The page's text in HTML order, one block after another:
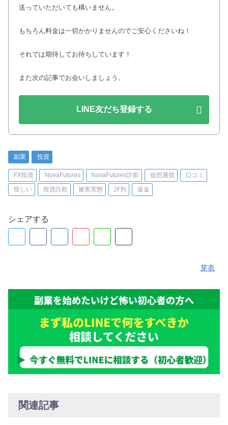
送っていただいても構いません。
もちろん料金は一切かかりませんのでご安心くださいね！
それでは期待してお待ちしています！
また次の記事でお会いしましょう。
LINE友だち登録する
副業 投資
FX投資 NovaFutures NovaFutures詐欺 仮想通貨
口コミ
怪しい
投資詐欺 被害実態 評判 返金
シェアする
芽衣
関連記事